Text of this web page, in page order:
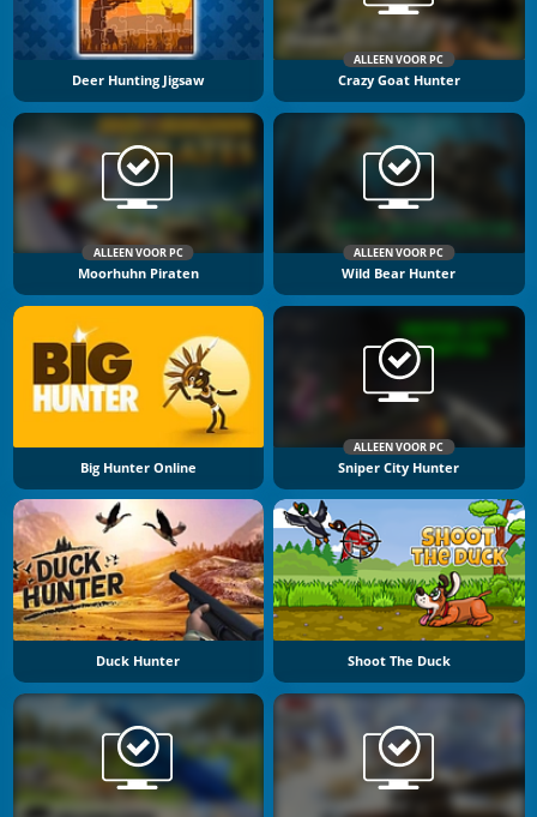
Deer Hunting Jigsaw
ALLEEN VOOR PC
Crazy Goat Hunter
ALLEEN VOOR PC
Moorhuhn Piraten
ALLEEN VOOR PC
Wild Bear Hunter
Big Hunter Online
ALLEEN VOOR PC
Sniper City Hunter
Duck Hunter Shoot The Duck